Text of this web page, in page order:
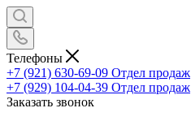
Телефоны
+7 (921) 630-69-09 Отдел продаж
+7 (929) 104-04-39 Отдел продаж
Заказать звонок